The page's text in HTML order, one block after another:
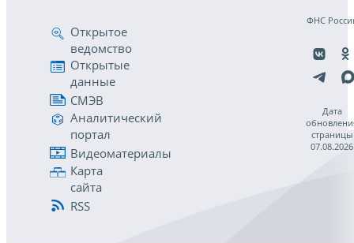
Открытое
ведомство
Открытые
данные
СМЭВ
Аналитический
портал
Видеоматериалы
Карта
сайта
RSS
ФНС
Дата
страницы
07.08.2026